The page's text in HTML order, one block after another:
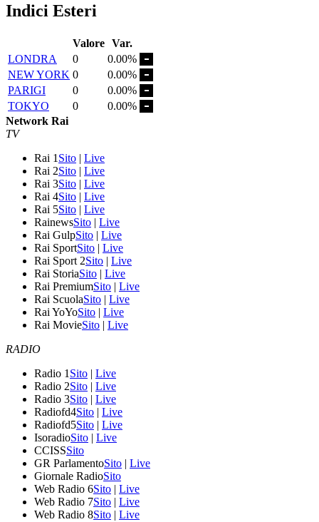
Indici Esteri
Valore Var.
LONDRA
0
0.00%
NEW YORK 0
0.00%
PARIGI
0
0.00%
TOKYO
0
0.00%
Network Rai
TV
Rai 1 Sito | Live
Rai 2Sito | Live
Rai 3Sito | Live
Rai 4Sito | Live
Rai 5Sito | Live
RainewsSito | Live
Rai GulpSito | Live
Rai SportSito | Live
Rai Sport 2Sito | Live
Rai StoriaSito | Live
Rai PremiumSito | Live
Rai ScuolaSito | Live
Rai YoYoSito | Live
Rai MovieSito | Live
RADIO
Radio 1 Sito | Live
Radio 2Sito | Live
Radio 3Sito | Live
Radiofd4Sito | Live
Radiofd5Sito | Live
IsoradioSito | Live
CCISSSito
GR ParlamentoSito | Live
Giornale RadioSito
Web Radio 6Sito | Live
Web Radio 7Sito | Live
Web Radio 8Sito | Live